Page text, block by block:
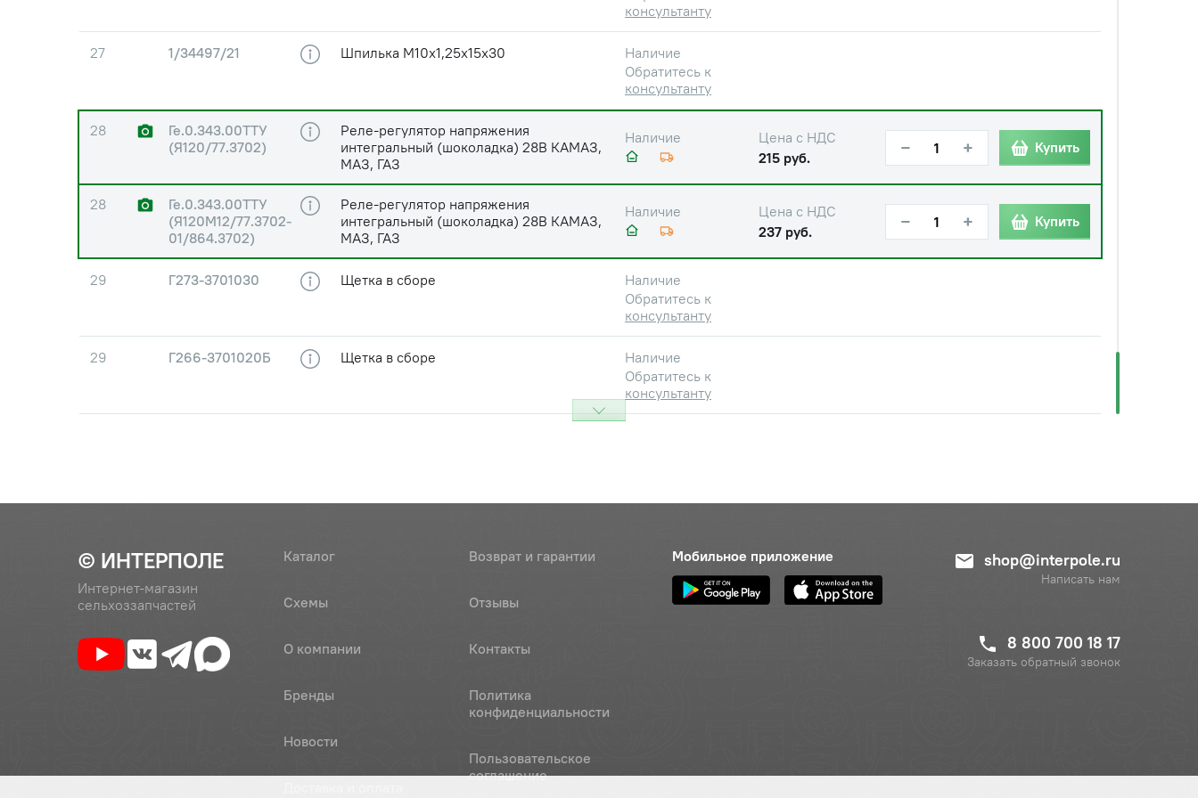
консультанту
27 1/34497/21 Шпилька М10х1,25х15х30
Наличие
Обратитесь к
консультанту
28
Ге.0.343.00ТТУ
(Я120/77.3702)
Реле-регулятор напряжения
интегральный (шоколадка) 28В КАМАЗ,
МАЗ, ГАЗ
Наличие
Цена с НДС
215 руб.
− + Купить
28
Ге.0.343.00ТТУ
(Я120М12/77.3702-
01/864.3702)
Реле-регулятор напряжения
интегральный (шоколадка) 28В КАМАЗ,
МАЗ, ГАЗ
Наличие
Цена с НДС
237 руб.
− + Купить
29 Г273-3701030 Щетка в сборе
Наличие
Обратитесь к
консультанту
29 Г266-3701020Б Щетка в сборе
Наличие
Обратитесь к
консультанту
© ИНТЕРПОЛЕ
Интернет-магазин
сельхоззапчастей
Каталог
Схемы
О компании
Бренды
Новости
Возврат и гарантии
Отзывы
Контакты
Политика
конфиденциальности
Пользовательское
соглашение
Мобильное приложение shop@interpole.ru
Написать нам
8 800 700 18 17
Заказать обратный звонок